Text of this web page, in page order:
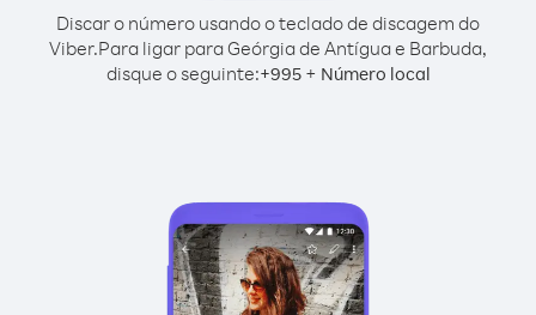
Discar o número usando o teclado de discagem do
Viber.Para ligar para Geórgia de Antígua e Barbuda,
disque o seguinte:+995+ Número local